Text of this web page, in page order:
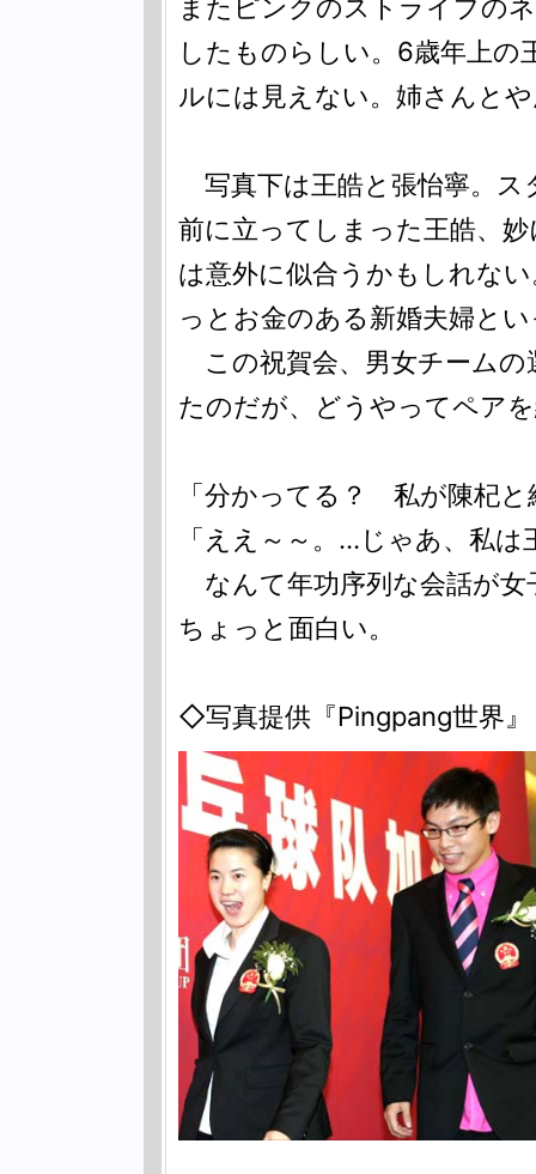
またピンクのストライプの
したものらしい。6歳年上
ルには見えない。姉さんと
写真下は王皓と張怡寧。ス
前に立ってしまった王皓、
は意外に似合うかもしれな
っとお金のある新婚夫婦と
この祝賀会、男女チームの
たのだが、どうやってペア
「分かってる？ 私が陳杞
「ええ～～。…じゃあ、私は
なんて年功序列な会話が
ちょっと面白い。
◇写真提供『Pingpang世界』